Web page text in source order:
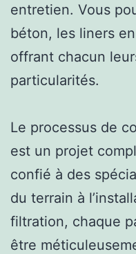
entretien. Vous
béton, les liners
offrant chacun
particularités.
Le processus de
est un projet
confié à des
du terrain à
filtration, chaque
être